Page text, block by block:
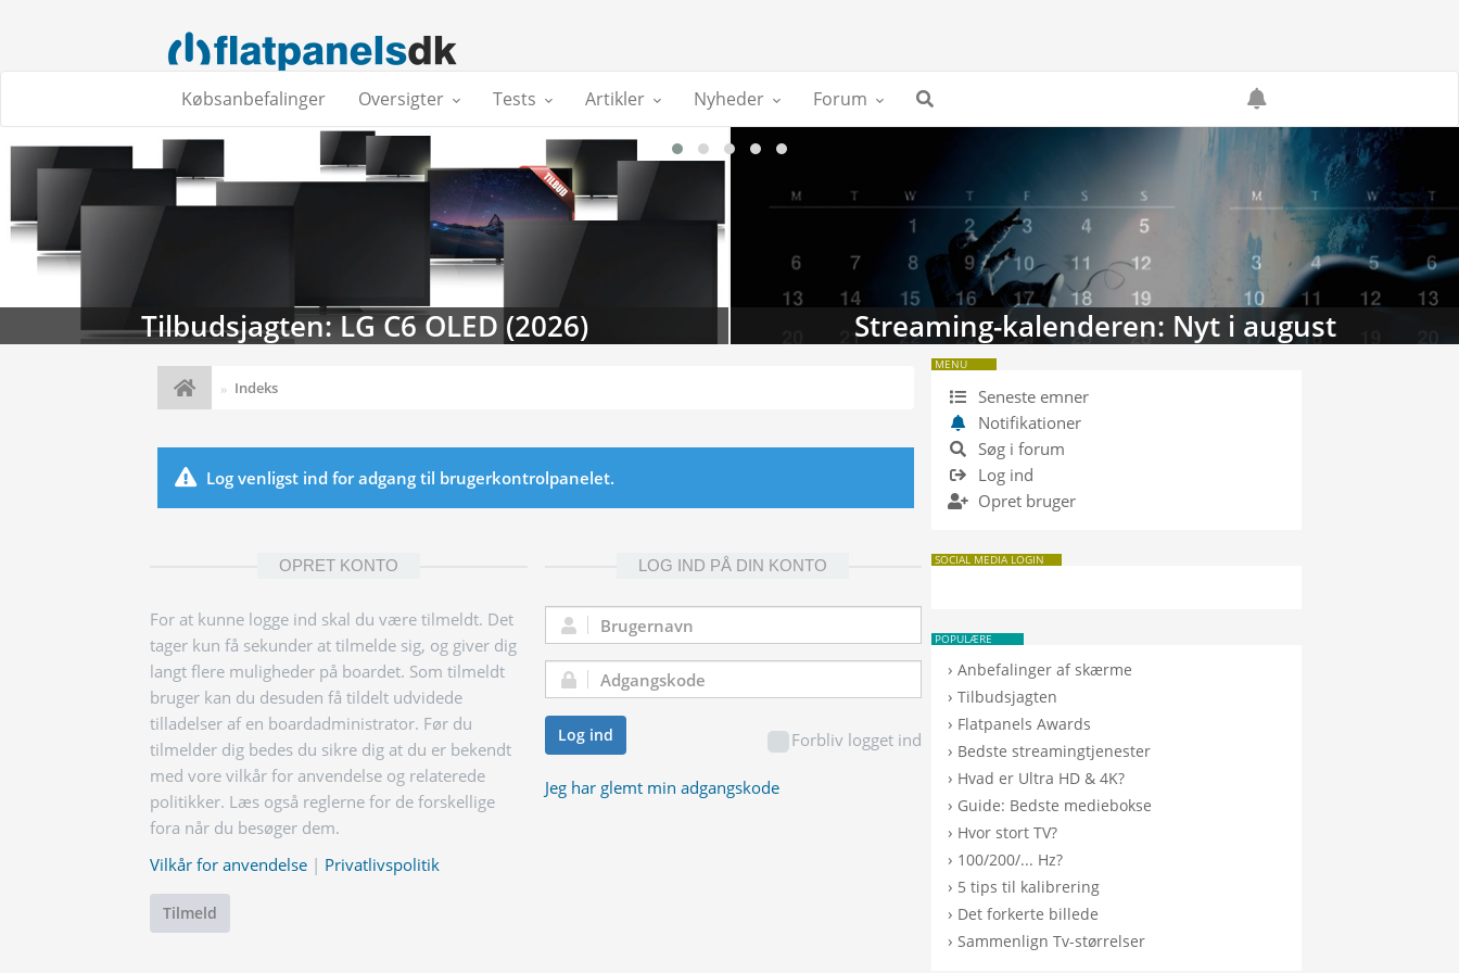
Købsanbefalinger Oversigter Tests Artikler Nyheder Forum
Tilbudsjagten: LG C6 OLED (2026) Streaming-kalenderen: Nyt i august
Indeks
Log venligst ind for adgang til brugerkontrolpanelet.
OPRET KONTO
For at kunne logge ind skal du være tilmeldt. Det
tager kun få sekunder at tilmelde sig, og giver dig
langt flere muligheder på boardet. Som tilmeldt
bruger kan du desuden få tildelt udvidede
tilladelser af en boardadministrator. Før du
tilmelder dig bedes du sikre dig at du er bekendt
med vore vilkår for anvendelse og relaterede
politikker. Læs også reglerne for de forskellige
fora når du besøger dem.
Vilkår for anvendelse | Privatlivspolitik
Tilmeld
LOG IND PÅ DIN KONTO
Brugernavn:
Adgangskode:
Forbliv logget ind
Log ind
Jeg har glemt min adgangskode
MENU
Seneste emner
Notifikationer
Søg i forum
Log ind
Opret bruger
SOCIAL MEDIA LOGIN
POPULÆRE
›Anbefalinger af skærme
›Tilbudsjagten
› Flatpanels Awards
› Bedste streamingtjenester
› Hvad er Ultra HD & 4K?
› Guide: Bedste mediebokse
› Hvor stort TV?
› 100/200/... Hz?
› 5 tips til kalibrering
› Det forkerte billede
›Sammenlign Tv-størrelser